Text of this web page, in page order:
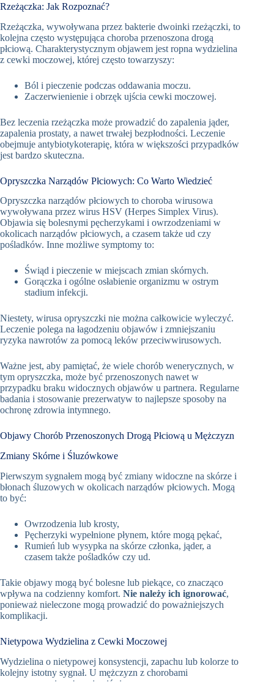
Rzeżączka: Jak Rozpoznać?
Rzeżączka, wywoływana przez bakterie dwoinki rzeżączki, to
kolejna często występująca choroba przenoszona drogą
płciową. Charakterystycznym objawem jest ropna wydzielina
z cewki moczowej, której często towarzyszy:
Ból i pieczenie podczas oddawania moczu.
Zaczerwienienie i obrzęk ujścia cewki moczowej.
Bez leczenia rzeżączka może prowadzić do zapalenia jąder,
zapalenia prostaty, a nawet trwałej bezpłodności. Leczenie
obejmuje antybiotykoterapię, która w większości przypadków
jest bardzo skuteczna.
Opryszczka Narządów Płciowych: Co Warto Wiedzieć
Opryszczka narządów płciowych to choroba wirusowa
wywoływana przez wirus HSV (Herpes Simplex Virus).
Objawia się bolesnymi pęcherzykami i owrzodzeniami w
okolicach narządów płciowych, a czasem także ud czy
pośladków. Inne możliwe symptomy to:
Świąd i pieczenie w miejscach zmian skórnych.
Gorączka i ogólne osłabienie organizmu w ostrym
stadium infekcji.
Niestety, wirusa opryszczki nie można całkowicie wyleczyć.
Leczenie polega na łagodzeniu objawów i zmniejszaniu
ryzyka nawrotów za pomocą leków przeciwwirusowych.
Ważne jest, aby pamiętać, że wiele chorób wenerycznych, w
tym opryszczka, może być przenoszonych nawet w
przypadku braku widocznych objawów u partnera. Regularne
badania i stosowanie prezerwatyw to najlepsze sposoby na
ochronę zdrowia intymnego.
Objawy Chorób Przenoszonych Drogą Płciową u Mężczyzn
Zmiany Skórne i Śluzówkowe
Pierwszym sygnałem mogą być zmiany widoczne na skórze i
błonach śluzowych w okolicach narządów płciowych. Mogą
to być:
Owrzodzenia lub krosty,
Pęcherzyki wypełnione płynem, które mogą pękać,
Rumień lub wysypka na skórze członka, jąder, a
czasem także pośladków czy ud.
Takie objawy mogą być bolesne lub piekące, co znacząco
wpływa na codzienny komfort. Nie należy ich ignorować,
ponieważ nieleczone mogą prowadzić do poważniejszych
komplikacji.
Nietypowa Wydzielina z Cewki Moczowej
Wydzielina o nietypowej konsystencji, zapachu lub kolorze to
kolejny istotny sygnał. U mężczyzn z chorobami